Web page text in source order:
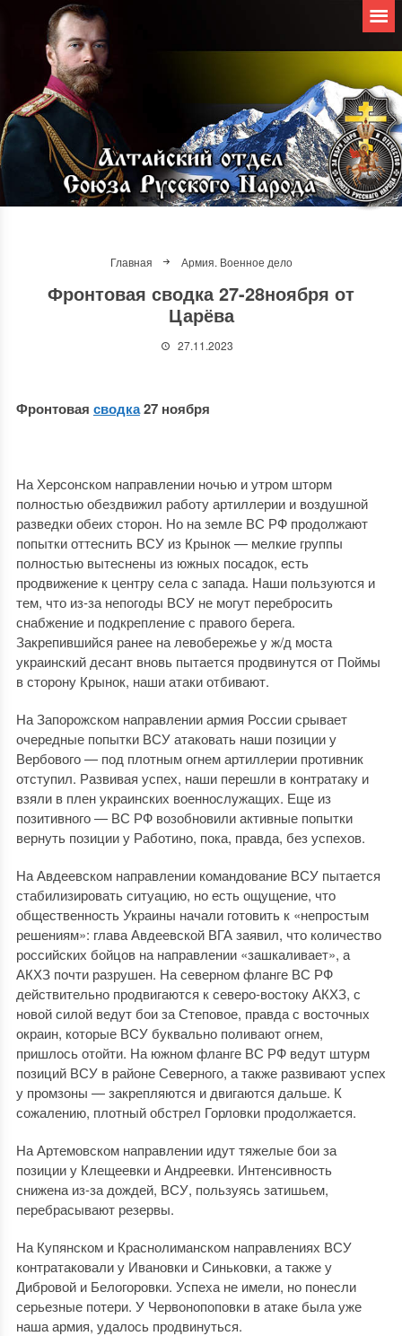
Главная Армия. Военное дело
Фронтовая сводка 27-28ноября от
Царёва
27.11.2023
Фронтовая сводка27 ноября
На Херсонском направлении ночью и утром шторм
полностью обездвижил работу артиллерии и воздушной
разведки обеих сторон. Но на земле ВС РФ продолжают
попытки оттеснить ВСУ из Крынок — мелкие группы
полностью вытеснены из южных посадок, есть
продвижение к центру села с запада. Наши пользуются и
тем, что из-за непогоды ВСУ не могут перебросить
снабжение и подкрепление с правого берега.
Закрепившийся ранее на левобережье у ж/д моста
украинский десант вновь пытается продвинутся от Поймы
в сторону Крынок, наши атаки отбивают.
На Запорожском направлении армия России срывает
очередные попытки ВСУ атаковать наши позиции у
Вербового — под плотным огнем артиллерии противник
отступил. Развивая успех, наши перешли в контратаку и
взяли в плен украинских военнослужащих. Еще из
позитивного — ВС РФ возобновили активные попытки
вернуть позиции у Работино, пока, правда, без успехов.
На Авдеевском направлении командование ВСУ пытается
стабилизировать ситуацию, но есть ощущение, что
общественность Украины начали готовить к «непростым
решениям»: глава Авдеевской ВГА заявил, что количество
российских бойцов на направлении «зашкаливает», а
АКХЗ почти разрушен. На северном фланге ВС РФ
действительно продвигаются к северо-востоку АКХЗ, с
новой силой ведут бои за Степовое, правда с восточных
окраин, которые ВСУ буквально поливают огнем,
пришлось отойти. На южном фланге ВС РФ ведут штурм
позиций ВСУ в районе Северного, а также развивают успех
у промзоны — закрепляются и двигаются дальше. К
сожалению, плотный обстрел Горловки продолжается.
На Артемовском направлении идут тяжелые бои за
позиции у Клещеевки и Андреевки. Интенсивность
снижена из-за дождей, ВСУ, пользуясь затишьем,
перебрасывают резервы.
На Купянском и Краснолиманском направлениях ВСУ
контратаковали у Ивановки и Синьковки, а также у
Дибровой и Белогоровки. Успеха не имели, но понесли
серьезные потери. У Червонопоповки в атаке была уже
наша армия, удалось продвинуться.